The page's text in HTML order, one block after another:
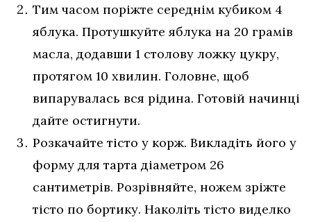
Тим часом поріжте середнім кубиком 4
яблука. Протушкуйте яблука на 20 грамів
масла, додавши 1 столову ложку цукру,
протягом 10 хвилин. Головне, щоб
випарувалась вся рідина. Готовій начинці
дайте остигнути.
Розкачайте тісто у корж. Викладіть його у
форму для тарта діаметром 26
сантиметрів. Розрівняйте, ножем зріжте
тісто по бортику. Наколіть тісто виделко